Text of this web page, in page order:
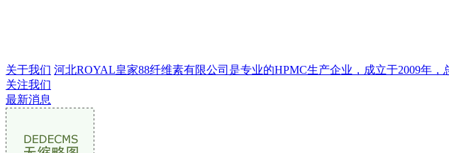
关于我们 河北ROYAL皇家88纤维素有限公司是专业的HPMC生产企业，成立于2009年，
关注我们
最新消息